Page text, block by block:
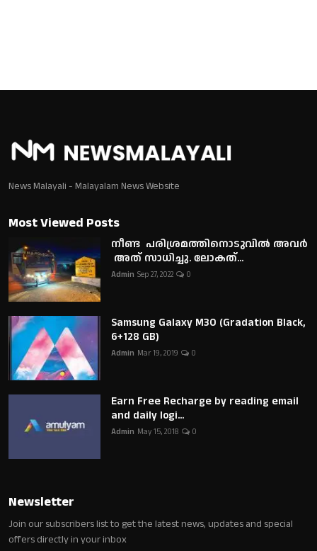
News Malayali - Malayalam News Website
Most Viewed Posts
നീണ്ട പരിശ്രമത്തിനൊടുവിൽ അവർ
അത് സാധിച്ചു. ലോകത്...
Admin Sep 27, 2022 0
Samsung Galaxy M30 (Gradation Black,
6+128 GB)
Admin Mar 19, 2019 0
Earn Free Recharge by reading email
and daily logi...
Admin May 15, 2018 0
Newsletter
Join our subscribers list to get the latest news, updates and special
offers directly in your inbox